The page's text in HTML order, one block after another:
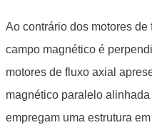
Ao contrário dos motores
campo magnético é
motores de fluxo axial
magnético paralelo
empregam uma estrutura